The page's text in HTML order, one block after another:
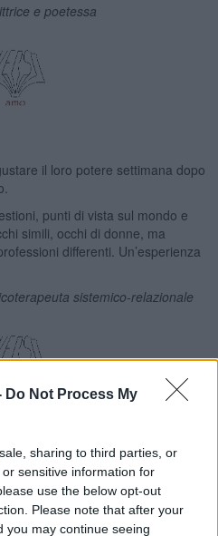
Do Not Process My
sharing to third parties, or
sensitive information for
use the below opt-out
Please note that after your
you may continue seeing
e poetessa
il loro potere settimana dopo
punti di vista sul mondo e
simili, occhi di donne, ma
differenti. Un’esperienza
sistemico-relazionale
un dono prezioso.
sulla mia professione ed è
nel mondo di altre donne e
e i loro occhi.